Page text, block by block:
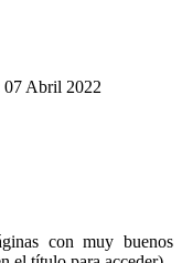
07 Abril 2022
con muy buenos